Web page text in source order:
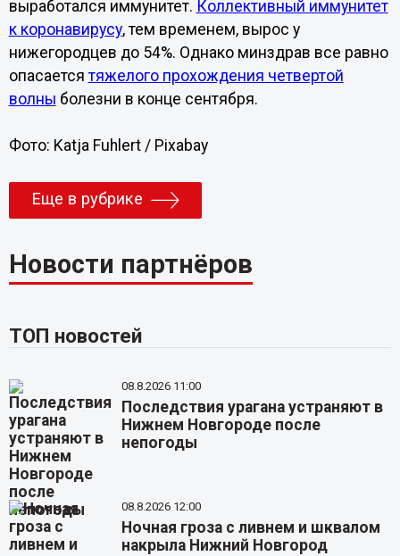
выработался иммунитет. Коллективный иммунитет
к коронавирусу, тем временем, вырос у
нижегородцев до 54%. Однако минздрав все равно
опасается тяжелого прохождения четвертой
волны болезни в конце сентября.
Фото: Katja Fuhlert / Pixabay
Еще в рубрике
Новости партнёров
ТОП новостей
08.8.2026 11:00
Последствия урагана устраняют в
Нижнем Новгороде после
непогоды
08.8.2026 12:00
Ночная гроза с ливнем и шквалом
накрыла Нижний Новгород